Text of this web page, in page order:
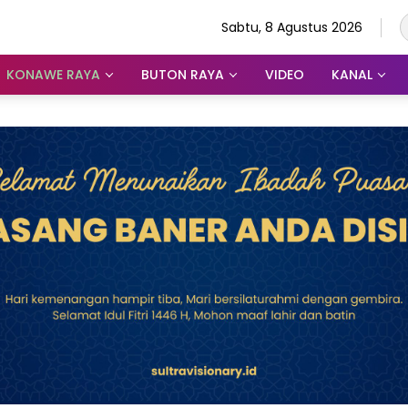
Sabtu, 8 Agustus 2026
KONAWE RAYA BUTON RAYA VIDEO KANAL